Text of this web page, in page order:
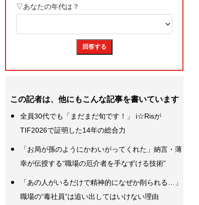
この記者は、他にもこんな記事を書いています
全員30代でも「まだまだ旬です！」 i☆Risが
TIF2026で証明した14年の総合力
「お局が孫のようにかわいがってくれた」納言・薄
幸が伝授する“職場の厄介者を手なずける技術”
「あの人がいるだけで精神的になぜか削られる…」
職場の“毒社員”は追い出してはいけない理由